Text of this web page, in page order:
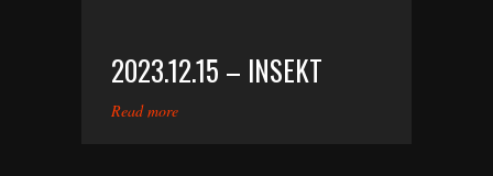
2023.12.15 – INSEKT
Read more